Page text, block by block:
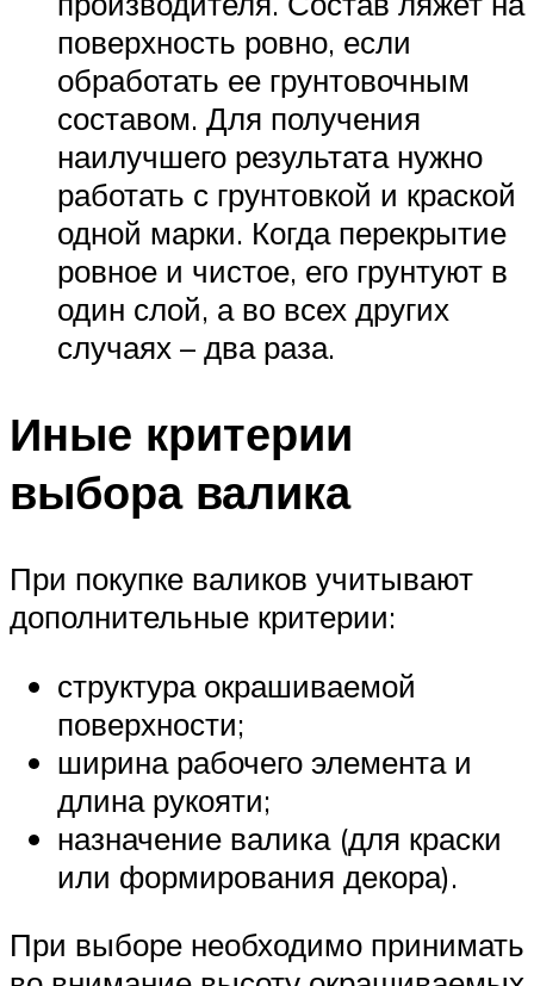
поверхность ровно, если
обработать ее грунтовочным
составом. Для получения
наилучшего результата нужно
работать с грунтовкой и краской
одной марки. Когда перекрытие
ровное и чистое, его грунтуют в
один слой, а во всех других
случаях – два раза.
Иные критерии
выбора валика
При покупке валиков учитывают
дополнительные критерии:
структура окрашиваемой
поверхности;
ширина рабочего элемента и
длина рукояти;
назначение валика (для краски
или формирования декора).
При выборе необходимо принимать